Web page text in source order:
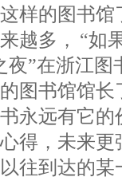
样的图书
越多， “如
夜”在浙江
图书馆馆
永远有它的
得，未来更
往到达的某